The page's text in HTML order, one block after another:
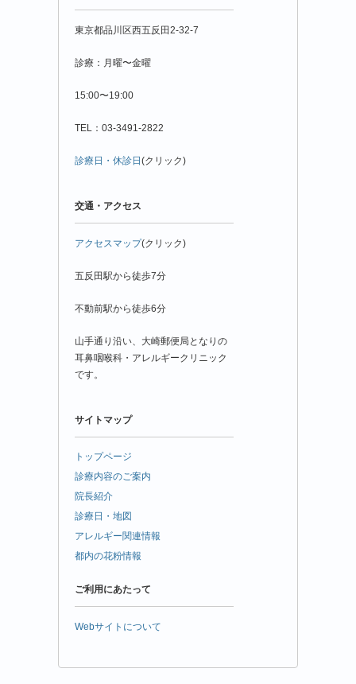
東京都品川区西五反田2-32-7
診療：月曜〜金曜
15:00〜19:00
TEL：03-3491-2822
診療日・休診日 (クリック)
交通・アクセス
アクセスマップ(クリック)
五反田駅から徒歩7分
不動前駅から徒歩6分
山手通り沿い、大崎郵便局となりの
耳鼻咽喉科・アレルギークリニック
です。
サイトマップ
トップページ
診療内容のご案内
院長紹介
診療日・地図
アレルギー関連情報
都内の花粉情報
ご利用にあたって
Webサイトについて